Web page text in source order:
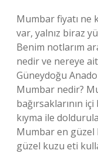
Mumbar fiyatı ne
var, yalnız biraz
Benim notlarım
nedir ve nereye
Güneydoğu
Mumbar nedir?
bağırsaklarının
kıyma ile
Mumbar en güzel
güzel kuzu eti